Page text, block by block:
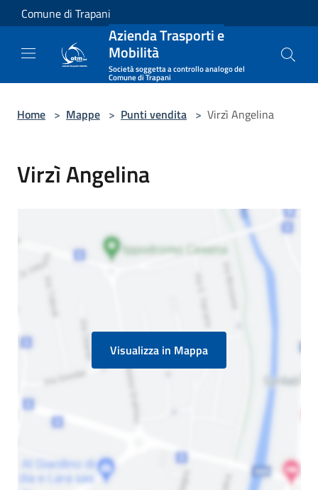
Salta al contenuto principale
Comune di Trapani
Azienda Trasporti e
Mobilità
Società soggetta a controllo analogo del
Comune di Trapani
Home > Mappe > Punti vendita > Virzì Angelina
Virzì Angelina
Visualizza in Mappa